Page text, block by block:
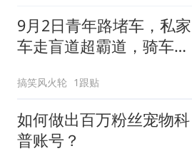
9月2日青年路堵车，私家
车走盲道超霸道，骑车人
搞笑风火轮 1跟贴
如何做出百万粉丝宠物科
普账号？